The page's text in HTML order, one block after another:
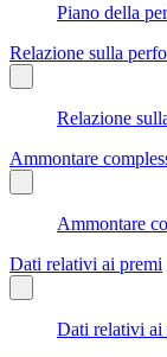
Piano della
Relazione sulla
Relazione
Ammontare
Ammontare
Dati relativi ai premi
Dati relativi ai